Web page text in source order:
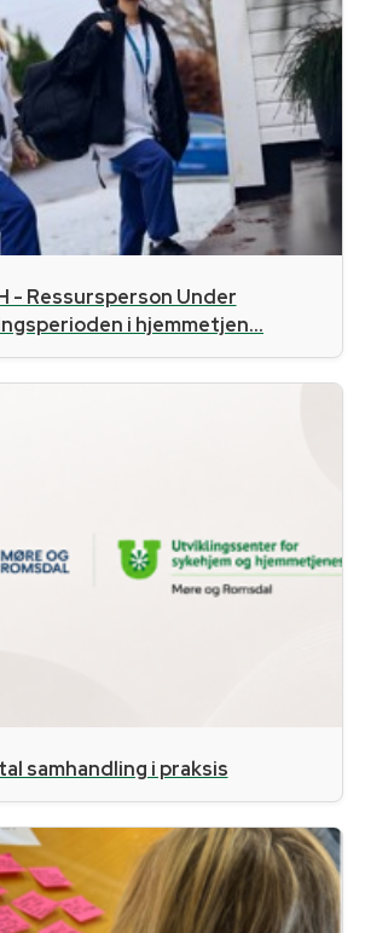
- Ressursperson Under
i hjemmetjen...
samhandling i praksis